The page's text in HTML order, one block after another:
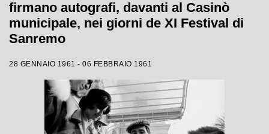
firmano autografi, davanti al Casinò
municipale, nei giorni de XI Festival di
Sanremo
28 GENNAIO 1961 - 06 FEBBRAIO 1961